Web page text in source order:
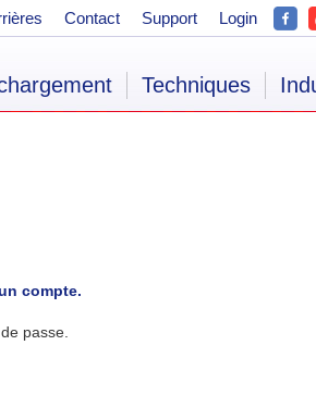
compte.
passe.
Contact Support Login
Techniques